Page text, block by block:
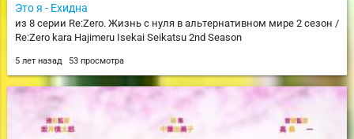
Это я - Ехидна
из 8 серии Re:Zero. Жизнь с нуля в альтернативном мире 2 сезон /
Re:Zero kara Hajimeru Isekai Seikatsu 2nd Season
5 лет назад 53 просмотра